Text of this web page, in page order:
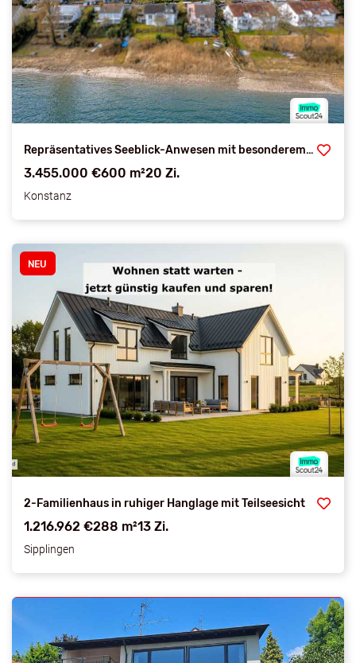
Repräsentatives Seeblick-Anwesen mit besonderem Potenzial für exklusives Wohnen auch für Eigennutzer
3.455.000 €600 m²20 Zi.
Konstanz
NEU
2-Familienhaus in ruhiger Hanglage mit Teilseesicht
1.216.962 €288 m²13 Zi.
Sipplingen